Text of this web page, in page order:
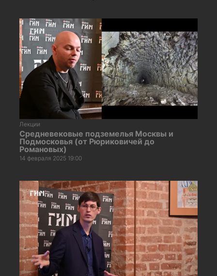
Лекции
Средневековые подземелья Москвы и
Подмосковья (от Рюриковичей до
Романовых)
14 февраля 2025 19:00